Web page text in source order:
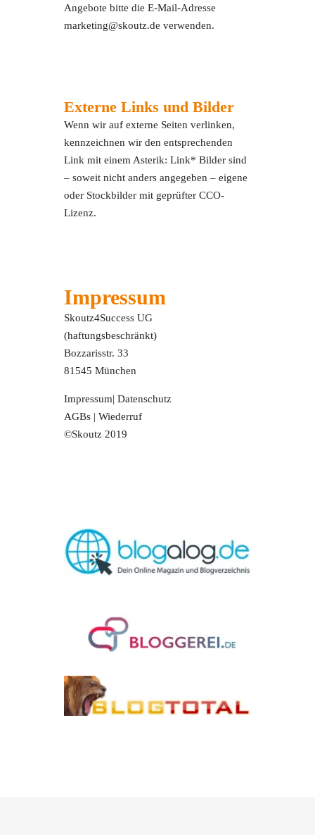
Angebote bitte die E-Mail-Adresse
marketing@skoutz.de verwenden.
Externe Links und Bilder
Wenn wir auf externe Seiten verlinken,
kennzeichnen wir den entsprechenden
Link mit einem Asterik: Link* Bilder sind
– soweit nicht anders angegeben – eigene
oder Stockbilder mit geprüfter CCO-
Lizenz.
Impressum
Skoutz4Success UG
(haftungsbeschränkt)
Bozzarisstr. 33
81545 München
Impressum|Datenschutz
AGBs |Wiederruf
©Skoutz 2019